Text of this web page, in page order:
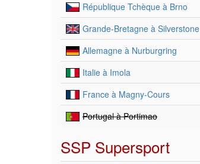
République Tchèque à Brno
Grande-Bretagne à Silverstone
Allemagne à Nurburgring
Italie à Imola
France à Magny-Cours
Portugal à Portimao
SSP Supersport